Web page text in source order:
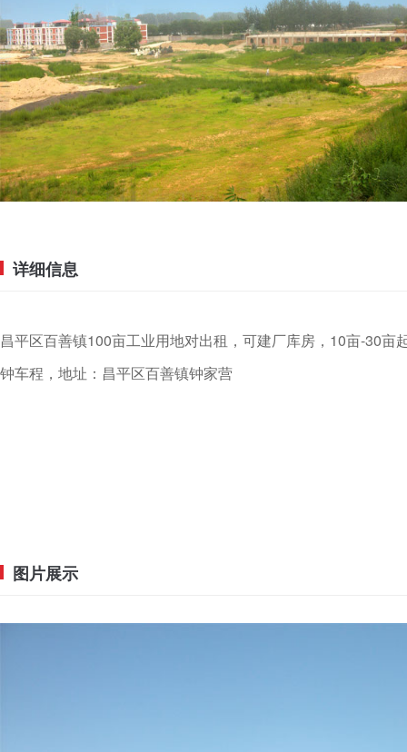
详细信息
昌平区百善镇100亩工业用地对出租，可建厂库房，10亩-30
钟车程，地址：昌平区百善镇钟家营
图片展示